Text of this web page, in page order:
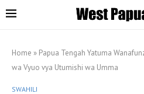
Home » Papua Tengah Yatuma
wa Vyuo vya Utumishi wa Umma
SWAHILI